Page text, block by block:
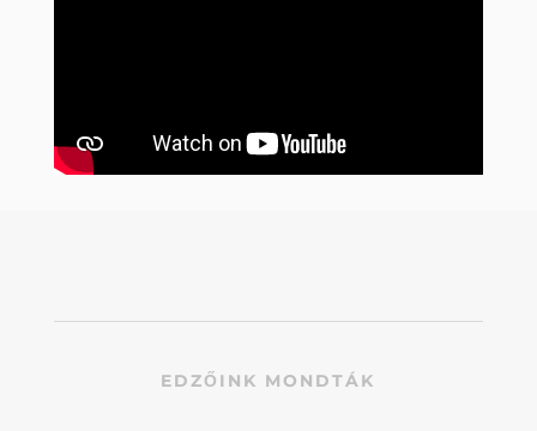
EDZŐINK MONDTÁK